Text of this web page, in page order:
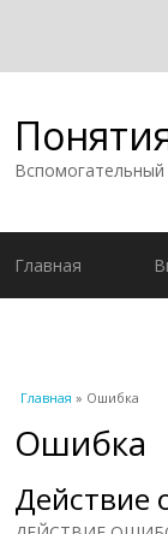
Главная
Вы здесь
Главная » Ошибка
Ошибка
Действие